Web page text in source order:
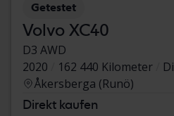
Getestet
Volvo XC40
D3 AWD
2020
162 440 Kilometer
Åkersberga (Runö)
Direkt kaufen